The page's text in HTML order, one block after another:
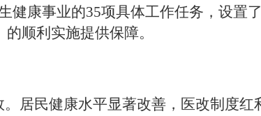
健康事业的35项具体工作任务，设置了
顺利实施提供保障。
居民健康水平显著改善，医改制度红